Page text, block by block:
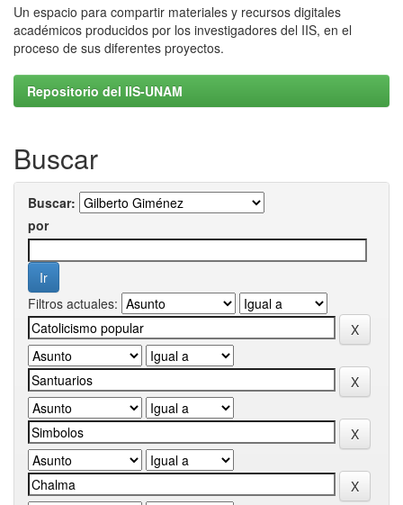
Un espacio para compartir materiales y recursos digitales
académicos producidos por los investigadores del IIS, en el
proceso de sus diferentes proyectos.
Repositorio del IIS-UNAM
Buscar
Buscar:
por
Filtros actuales: